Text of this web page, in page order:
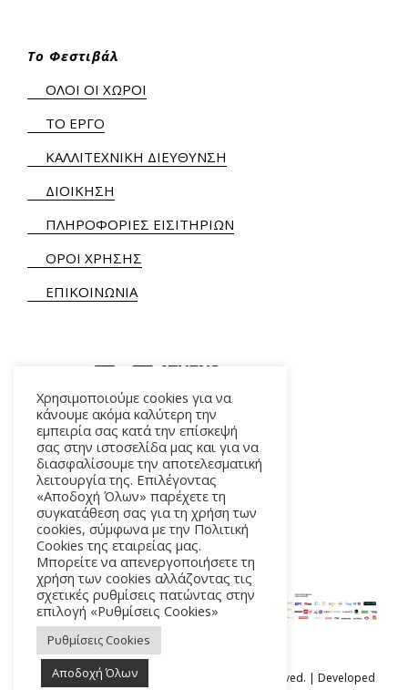
Το Φεστιβάλ
ΟΛΟΙ ΟΙ ΧΩΡΟΙ
ΤΟ ΕΡΓΟ
ΚΑΛΛΙΤΕΧΝΙΚΗ ΔΙΕΥΘΥΝΣΗ
ΔΙΟΙΚΗΣΗ
ΠΛΗΡΟΦΟΡΙΕΣ ΕΙΣΙΤΗΡΙΩΝ
ΟΡΟΙ ΧΡΗΣΗΣ
ΕΠΙΚΟΙΝΩΝΙΑ
ΑΛΚΜΗΝΗΣ 5 – 118 54 ΑΘΗΝΑ
Ⓒ Athens Epidaurus Festival 2026 All rights reserved. | Developed
Χρησιμοποιούμε cookies για να
κάνουμε ακόμα καλύτερη την
εμπειρία σας κατά την επίσκεψή
σας στην ιστοσελίδα μας και για να
διασφαλίσουμε την αποτελεσματική
λειτουργία της. Επιλέγοντας
«Αποδοχή Όλων» παρέχετε τη
συγκατάθεση σας για τη χρήση των
cookies, σύμφωνα με την Πολιτική
Cookies της εταιρείας μας.
Μπορείτε να απενεργοποιήσετε τη
χρήση των cookies αλλάζοντας τις
σχετικές ρυθμίσεις πατώντας στην
επιλογή «Ρυθμίσεις Cookies»
Ρυθμίσεις Cookies
Αποδοχή Όλων